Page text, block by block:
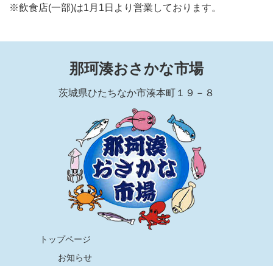
※飲食店(一部)は1月1日より営業しております。
那珂湊おさかな市場
茨城県ひたちなか市湊本町１９－８
トップページ
お知らせ